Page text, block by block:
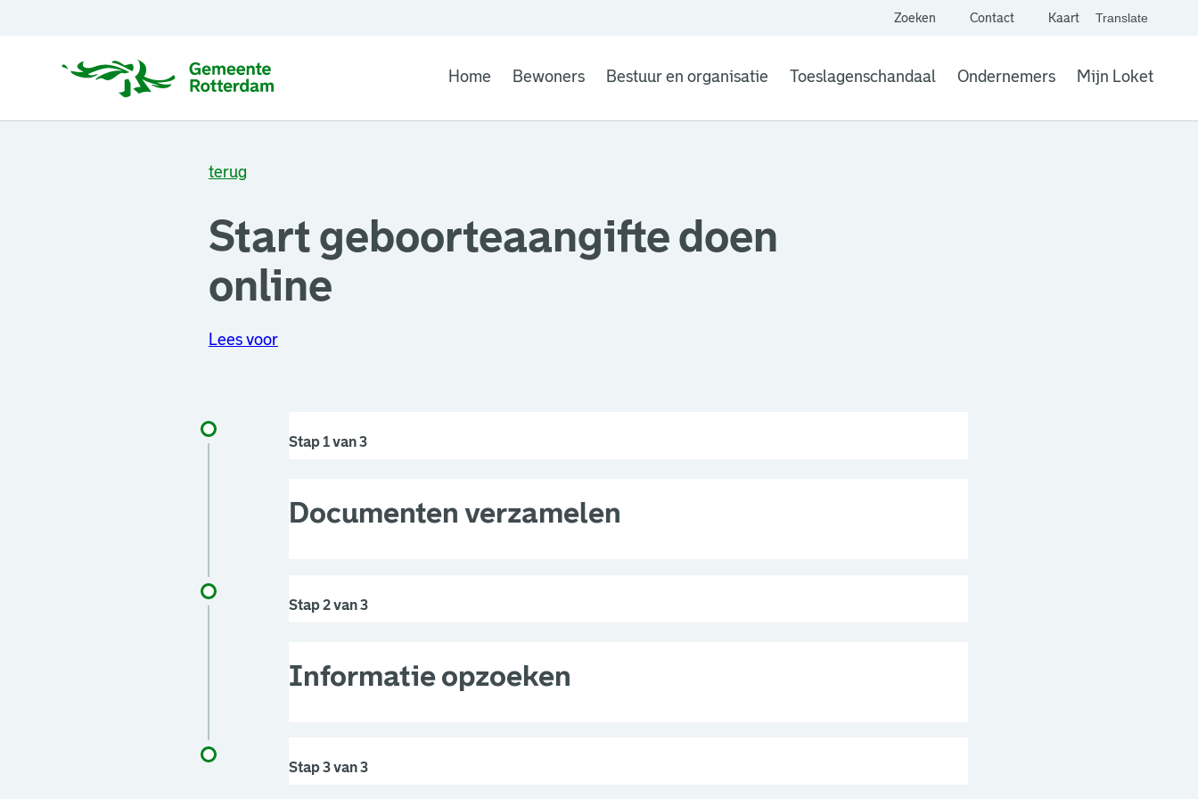
Zoeken Contact Kaart
. Link opent een
Translate
website,
Vertaal
Home Bewoners Bestuur en organisatie Toeslagenschandaal Ondernemers Mijn Loket
. Link opent een
terug
Start geboorteaangifte doen
online
Lees voor
Stap 1 van 3
Documenten verzamelen
Stap 2 van 3
Informatie opzoeken
Stap 3 van 3